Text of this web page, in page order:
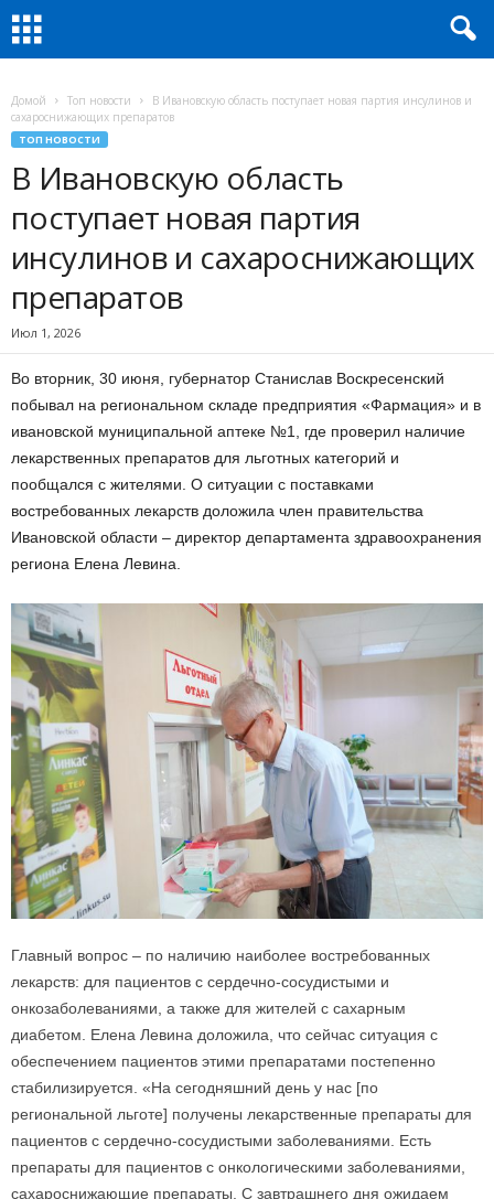
Домой Топ новости
В Ивановскую область поступает новая партия инсулинов и
сахароснижающих препаратов
ТОП НОВОСТИ
В Ивановскую область
поступает новая партия
инсулинов и сахароснижающих
препаратов
Июл 1, 2026
Во вторник, 30 июня, губернатор Станислав Воскресенский
побывал на региональном складе предприятия «Фармация» и в
ивановской муниципальной аптеке №1, где проверил наличие
лекарственных препаратов для льготных категорий и
пообщался с жителями. О ситуации с поставками
востребованных лекарств доложила член правительства
Ивановской области – директор департамента здравоохранения
региона Елена Левина.
Главный вопрос – по наличию наиболее востребованных
лекарств: для пациентов с сердечно-сосудистыми и
онкозаболеваниями, а также для жителей с сахарным
диабетом. Елена Левина доложила, что сейчас ситуация с
обеспечением пациентов этими препаратами постепенно
стабилизируется. «На сегодняшний день у нас [по
региональной льготе] получены лекарственные препараты для
пациентов с сердечно-сосудистыми заболеваниями. Есть
препараты для пациентов с онкологическими заболеваниями,
сахароснижающие препараты. С завтрашнего дня ожидаем